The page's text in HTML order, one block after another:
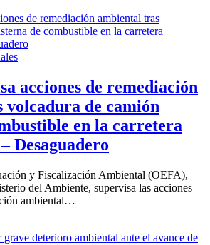
acciones de remediación
volcadura de camión
en la carretera
Desaguadero
y Fiscalización Ambiental (OEFA),
del Ambiente, supervisa las acciones
ambiental…